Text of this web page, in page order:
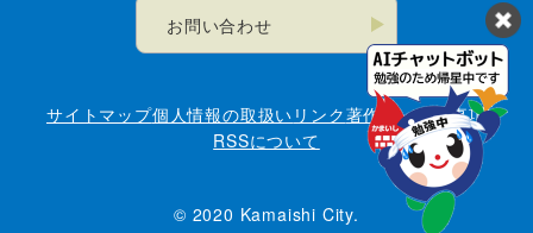
お問い合わせ
サイトマップ個人情報の取扱い リンク著作権・免責事項
RSSについて
© 2020 Kamaishi City.